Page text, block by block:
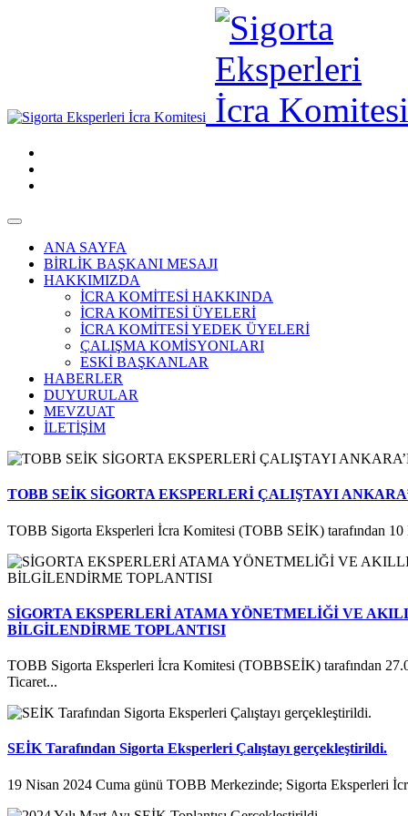
ANA SAYFA
BİRLİK BAŞKANI MESAJI
HAKKIMIZDA
İCRA KOMİTESİ HAKKINDA
İCRA KOMİTESİ ÜYELERİ
İCRA KOMİTESİ YEDEK ÜYELERİ
ÇALIŞMA KOMİSYONLARI
ESKİ BAŞKANLAR
HABERLER
DUYURULAR
MEVZUAT
İLETİŞİM
TOBB SEİK SİGORTA EKSPERLERİ ÇALIŞTAYI
TOBB Sigorta Eksperleri İcra Komitesi (TOBB SEİK) tarafından 10
SİGORTA EKSPERLERİ ATAMA YÖNETMELİĞİ VE
BİLGİLENDİRME TOPLANTISI
TOBB Sigorta Eksperleri İcra Komitesi (TOBBSEİK) tarafından
Ticaret...
SEİK Tarafından Sigorta Eksperleri Çalıştayı gerçekleştirildi.
19 Nisan 2024 Cuma günü TOBB Merkezinde; Sigorta Eksperleri